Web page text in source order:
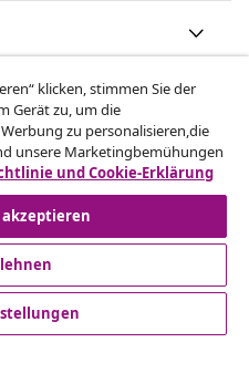
ist eine Webseite von
klicken, stimmen Sie der
Gerät zu, um die
zu personalisieren,die
unsere Marketingbemühungen
und Cookie-Erklärung
akzeptieren